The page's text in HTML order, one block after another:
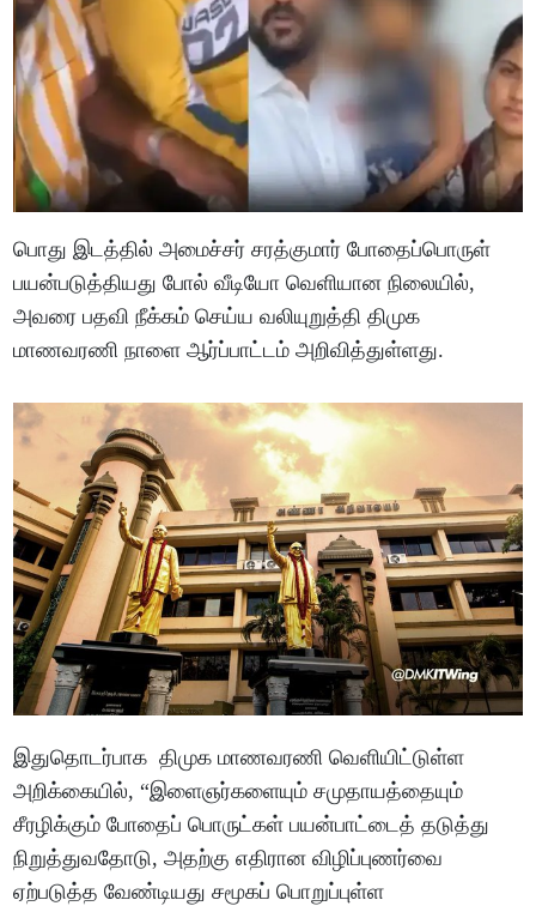
பொது இடத்தில் அமைச்சர் சரத்குமார் போதைப்பொருள்
பயன்படுத்தியது போல் வீடியோ வெளியான நிலையில்,
அவரை பதவி நீக்கம் செய்ய வலியுறுத்தி திமுக
மாணவரணி நாளை ஆர்ப்பாட்டம் அறிவித்துள்ளது.
இதுதொடர்பாக திமுக மாணவரணி வெளியிட்டுள்ள
அறிக்கையில், “இளைஞர்களையும் சமுதாயத்தையும்
சீரழிக்கும் போதைப் பொருட்கள் பயன்பாட்டைத் தடுத்து
நிறுத்துவதோடு, அதற்கு எதிரான விழிப்புணர்வை
ஏற்படுத்த வேண்டியது சமூகப் பொறுப்புள்ள